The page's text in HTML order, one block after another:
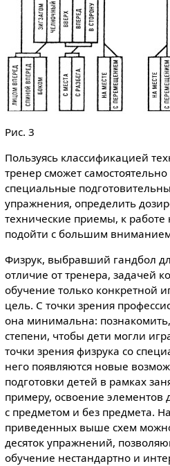
Рис. 3
Пользуясь классификацией
тренер сможет самостоятельно
специальные
упражнения, определить
технические приемы, к работе
подойти с большим
Физрук, выбравший гандбол
отличие от тренера, задачей
обучение только конкретной
цель. С точки зрения
она минимальна:
степени, чтобы дети могли
точки зрения физрука со
него появляются новые
подготовки детей в рамках
примеру, освоение элементов
с предметом и без предмета.
приведенных выше схем
десяток упражнений,
обучение нестандартно и